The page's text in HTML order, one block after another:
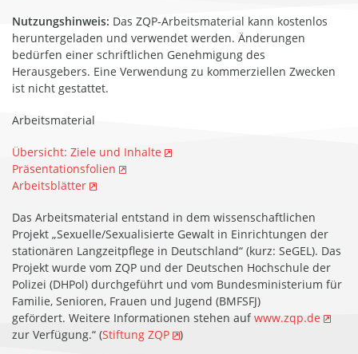
Nutzungshinweis: Das ZQP-Arbeitsmaterial kann kostenlos
heruntergeladen und verwendet werden. Änderungen
bedürfen einer schriftlichen Genehmigung des
Herausgebers. Eine Verwendung zu kommerziellen Zwecken
ist nicht gestattet.
Arbeitsmaterial
Übersicht: Ziele und Inhalte
Präsentationsfolien
Arbeitsblätter
Das Arbeitsmaterial entstand in dem wissenschaftlichen
Projekt „Sexuelle/Sexualisierte Gewalt in Einrichtungen der
stationären Langzeitpflege in Deutschland“ (kurz: SeGEL). Das
Projekt wurde vom ZQP und der Deutschen Hochschule der
Polizei (DHPol) durchgeführt und vom Bundesministerium für
Familie, Senioren, Frauen und Jugend (BMFSFJ)
gefördert. Weitere Informationen stehen aufwww.zqp.de
zur Verfügung.“ (Stiftung ZQP )